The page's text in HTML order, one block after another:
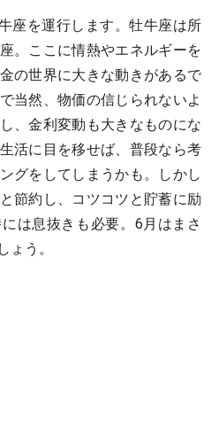
座を運行します。牡牛座は所
。ここに情熱やエネルギーを
の世界に大きな動きがあるで
当然、物価の信じられないよ
、金利変動も大きなものにな
活に目を移せば、普段なら考
グをしてしまうかも。しかし
節約し、コツコツと貯蓄に励
は息抜きも必要。6月はまさ
ょう。